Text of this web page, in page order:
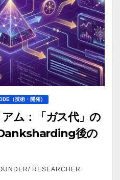
（技術・開発）
ム：「ガス代」の
後の
RESEARCHER